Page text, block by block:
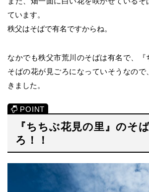
ています。
秩父はそばで有名ですからね。
なかでも秩父市荒川のそばは有名で、『
そばの花が見ごろになっていそうなので
きました。
『ちちぶ花見の里』のそ
ろ！！